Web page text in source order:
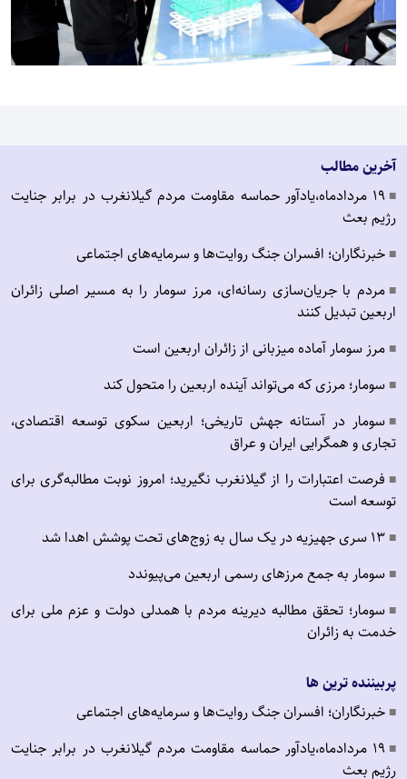
آخرین مطالب
■
19 مردادماه،یادآور حماسه مقاومت مردم گیلانغرب در برابر جنایت
رژیم بعث
■ خبرنگاران؛ افسران جنگ روایت‌ها و سرمایه‌های اجتماعی
■ مردم با جریان‌سازی رسانه‌ای، مرز سومار را به مسیر اصلی زائران
اربعین تبدیل کنند
■ مرز سومار آماده میزبانی از زائران اربعین است
■ سومار؛ مرزی که می‌تواند آینده اربعین را متحول کند
■ سومار در آستانه جهش تاریخی؛ اربعین سکوی توسعه اقتصادی،
تجاری و همگرایی ایران و عراق
■ فرصت اعتبارات را از گیلانغرب نگیرید؛ امروز نوبت مطالبه‌گری برای
توسعه است
■ ۱۳ سری جهیزیه در یک سال به زوج‌های تحت پوشش اهدا شد
■ سومار به جمع مرزهای رسمی اربعین می‌پیوندد
■ سومار؛ تحقق مطالبه دیرینه مردم با همدلی دولت و عزم ملی برای
خدمت به زائران
پربیننده ترین ها
■ خبرنگاران؛ افسران جنگ روایت‌ها و سرمایه‌های اجتماعی
■
19 مردادماه،یادآور حماسه مقاومت مردم گیلانغرب در برابر جنایت
رژیم بعث